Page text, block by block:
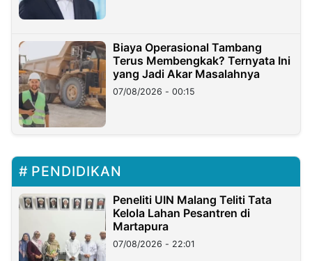
Biaya Operasional Tambang
Terus Membengkak? Ternyata Ini
yang Jadi Akar Masalahnya
07/08/2026 - 00:15
PENDIDIKAN
Peneliti UIN Malang Teliti Tata
Kelola Lahan Pesantren di
Martapura
07/08/2026 - 22:01